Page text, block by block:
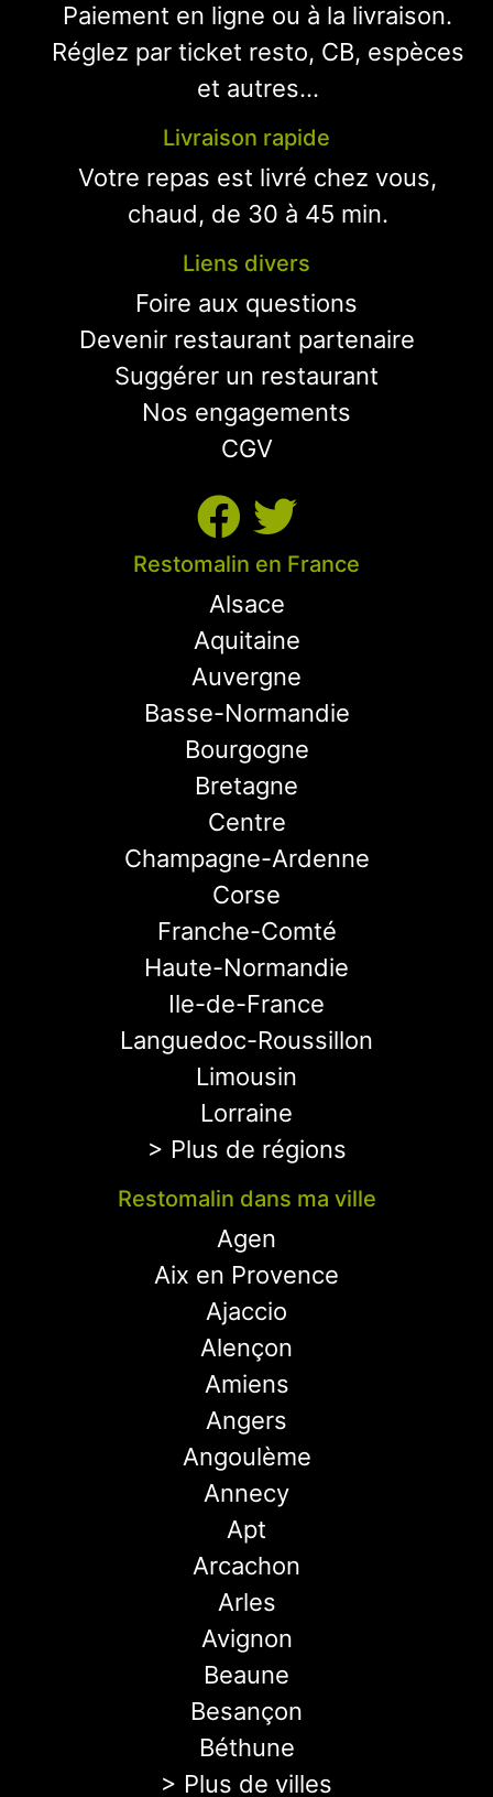
Paiement en ligne ou à la livraison.
Réglez par ticket resto, CB, espèces
et autres...
Livraison rapide
Votre repas est livré chez vous,
chaud, de 30 à 45 min.
Liens divers
Foire aux questions
Devenir restaurant partenaire
Suggérer un restaurant
Nos engagements
CGV
Restomalin en France
Alsace
Aquitaine
Auvergne
Basse-Normandie
Bourgogne
Bretagne
Centre
Champagne-Ardenne
Corse
Franche-Comté
Haute-Normandie
Ile-de-France
Languedoc-Roussillon
Limousin
Lorraine
> Plus de régions
Restomalin dans ma ville
Agen
Aix en Provence
Ajaccio
Alençon
Amiens
Angers
Angoulème
Annecy
Apt
Arcachon
Arles
Avignon
Beaune
Besançon
Béthune
> Plus de villes